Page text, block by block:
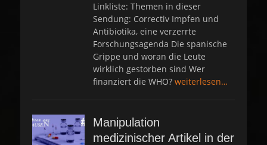
Linkliste: Themen in dieser
Sendung: Correctiv Impfen und
Antibiotika, eine verzerrte
Forschungsagenda Die spanische
Grippe und woran die Leute
wirklich gestorben sind Wer
finanziert die WHO? weiterlesen…
Manipulation
medizinischer Artikel in der